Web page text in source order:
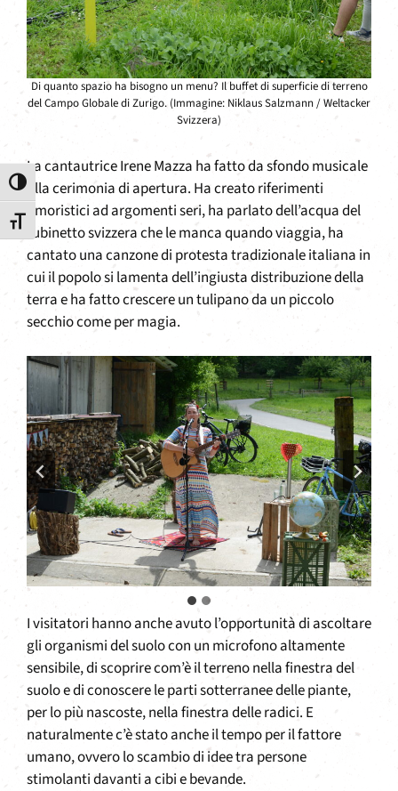
Attiva/disattiva alto contrasto
Attiva/disattiva dimensione testo
Di quanto spazio ha bisogno un menu? Il buffet di superficie di terreno
del Campo Globale di Zurigo. (Immagine: Niklaus Salzmann / Weltacker
Svizzera)
La cantautrice Irene Mazza ha fatto da sfondo musicale
alla cerimonia di apertura. Ha creato riferimenti
umoristici ad argomenti seri, ha parlato dell’acqua del
rubinetto svizzera che le manca quando viaggia, ha
cantato una canzone di protesta tradizionale italiana in
cui il popolo si lamenta dell’ingiusta distribuzione della
terra e ha fatto crescere un tulipano da un piccolo
secchio come per magia.
I visitatori hanno anche avuto l’opportunità di ascoltare
gli organismi del suolo con un microfono altamente
sensibile, di scoprire com’è il terreno nella finestra del
suolo e di conoscere le parti sotterranee delle piante,
per lo più nascoste, nella finestra delle radici. E
naturalmente c’è stato anche il tempo per il fattore
umano, ovvero lo scambio di idee tra persone
stimolanti davanti a cibi e bevande.